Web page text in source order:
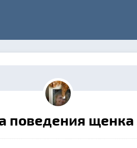
поведения